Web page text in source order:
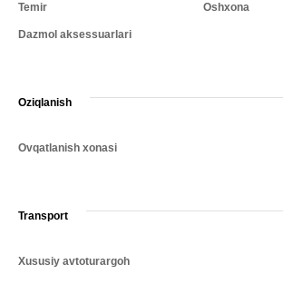
Temir
Dazmol aksessuarlari
Oshxona
Oziqlanish
Ovqatlanish xonasi
Transport
Xususiy avtoturargoh